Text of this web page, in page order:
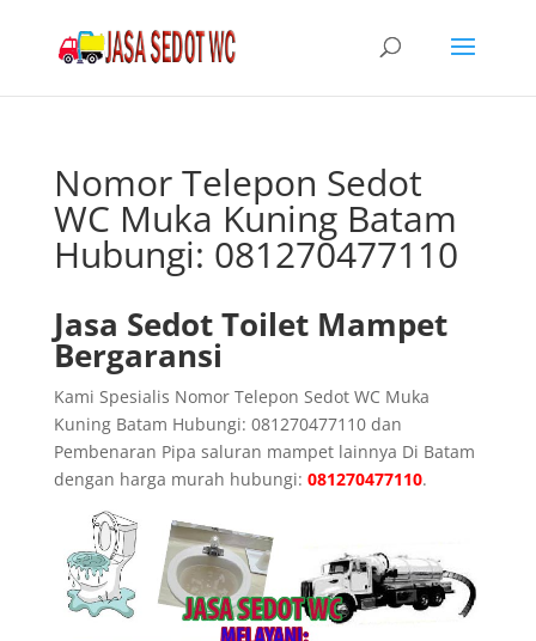
Nomor Telepon Sedot
WC Muka Kuning Batam
Hubungi: 081270477110
Jasa Sedot Toilet Mampet
Bergaransi
Kami Spesialis Nomor Telepon Sedot WC Muka
Kuning Batam Hubungi: 081270477110 dan
Pembenaran Pipa saluran mampet lainnya Di Batam
dengan harga murah hubungi: 081270477110.